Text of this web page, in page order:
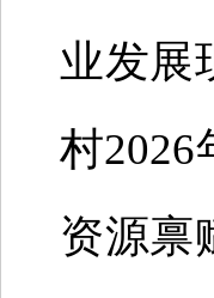
业发展
村
资源禀